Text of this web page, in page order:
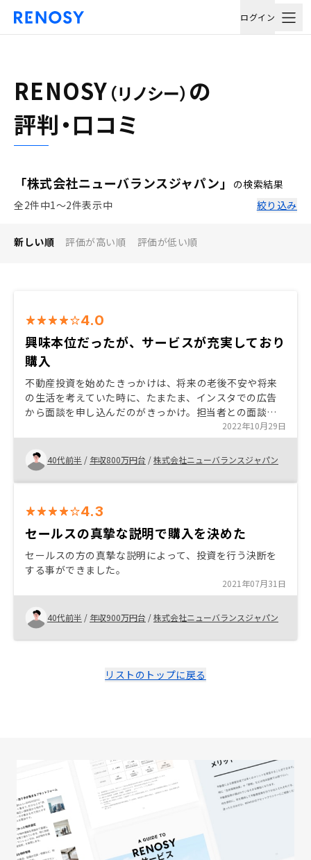
ログイン
RENOSY （リノシー） の
評判・口コミ
「株式会社ニューバランスジャパン」
の検索結果
全2件中1〜2件表示中
絞り込み
新しい順 評価が高い順 評価が低い順
4.0
興味本位だったが、サービスが充実しており
購入
不動産投資を始めたきっかけは、将来の老後不安や将来
の生活を考えていた時に、たまたま、インスタでの広告
から面談を申し込んだのがきっかけ。担当者との面談を
経て、納得できた為、投資を決意し購入する事にした。
2022年10月29日
40代前半 / 年収800万円台 /株式会社ニューバランスジャパン
4.3
セールスの真摯な説明で購入を決めた
セールスの方の真摯な説明によって、投資を行う決断を
する事ができました。
2021年07月31日
40代前半 / 年収900万円台 /株式会社ニューバランスジャパン
リストのトップに戻る